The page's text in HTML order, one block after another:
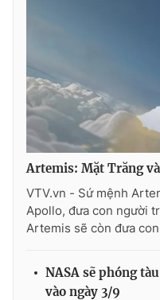
Artemis: Mặt Trăng
VTV.vn - Sứ mệnh
Apollo, đưa con người
Artemis sẽ còn đưa
NASA sẽ phóng
vào ngày 3/9